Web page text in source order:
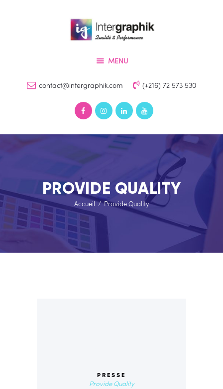
MENU
contact@intergraphik.com (+216) 72 573 530
PROVIDE QUALITY
Accueil Provide Quality
INTERGRAPHIK
Services
Devis
Contact
PRESSE
Provide Quality